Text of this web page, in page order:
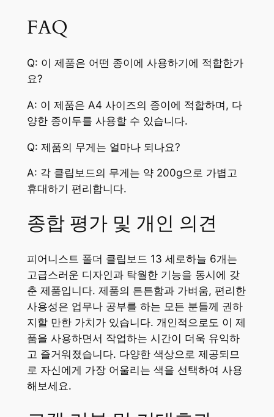
FAQ
Q: 이 제품은 어떤 종이에 사용하기에 적합한가
요?
A: 이 제품은 A4 사이즈의 종이에 적합하며, 다
양한 종이두를 사용할 수 있습니다.
Q: 제품의 무게는 얼마나 되나요?
A: 각 클립보드의 무게는 약 200g으로 가볍고
휴대하기 편리합니다.
종합 평가 및 개인 의견
피어니스트 폴더 클립보드 13 세로하늘 6개는
고급스러운 디자인과 탁월한 기능을 동시에 갖
춘 제품입니다. 제품의 튼튼함과 가벼움, 편리한
사용성은 업무나 공부를 하는 모든 분들께 권하
지할 만한 가치가 있습니다. 개인적으로도 이 제
품을 사용하면서 작업하는 시간이 더욱 유익하
고 즐거워졌습니다. 다양한 색상으로 제공되므
로 자신에게 가장 어울리는 색을 선택하여 사용
해보세요.